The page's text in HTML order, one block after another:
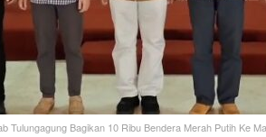
Tulungagung Bagikan 10 Ribu Bendera Merah Putih Ke